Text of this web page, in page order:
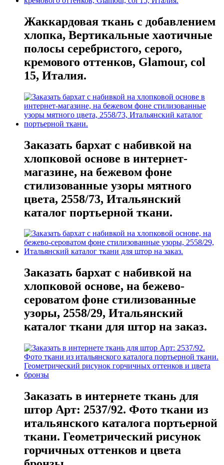
Жаккардовая ткань с добавлением
хлопка, Вертикальные хаотичные
полосы серебристого, серого,
кремового оттенков, Glamour, col
15, Италия.
Заказать бархат с набивкой на
хлопковой основе в интернет-
магазине, на бежевом фоне
стилизованные узоры мятного
цвета, 2558/73, Итальянский
каталог портьерной ткани.
Заказать бархат с набивкой на
хлопковой основе, на бежево-
сероватом фоне стилизованные
узоры, 2558/29, Итальянский
каталог ткани для штор на заказ.
Заказать в интернете ткань для
штор Арт: 2537/92. Фото ткани из
итальянского каталога портьерной
ткани. Геометрический рисунок
горчичных оттенков и цвета